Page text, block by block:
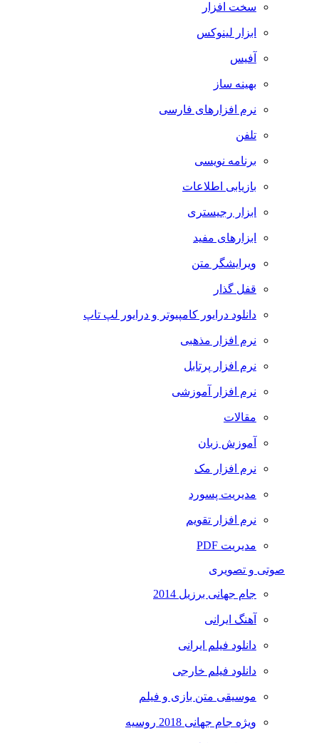
سخت افزار
ابزار لینوکس
آفیس
بهینه ساز
نرم افزارهای فارسی
تلفن
برنامه نویسی
بازیابی اطلاعات
ابزار رجیستری
ابزارهای مفید
ویرایشگر متن
قفل گذار
دانلود درایور کامپیوتر و درایور لپ تاپ
نرم افزار مذهبی
نرم افزار پرتابل
نرم افزار آموزشی
مقالات
آموزش زبان
نرم افزار مک
مدیریت پسورد
نرم افزار تقویم
مدیریت PDF
صوتی و تصویری
جام جهانی برزیل 2014
آهنگ ایرانی
دانلود فیلم ایرانی
دانلود فیلم خارجی
موسیقی متن بازی و فیلم
ویژه جام جهانی 2018 روسیه